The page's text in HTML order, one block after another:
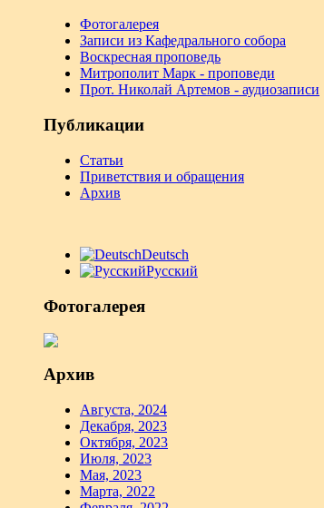
Фотогалерея
Записи из Кафедрального собора
Воскресная проповедь
Митрополит Марк - проповеди
Прот. Николай Артемов - аудиозаписи
Публикации
Статьи
Приветствия и обращения
Архив
Deutsch
Русский
Фотогалерея
Архив
Августа, 2024
Декабря, 2023
Октября, 2023
Июля, 2023
Мая, 2023
Марта, 2022